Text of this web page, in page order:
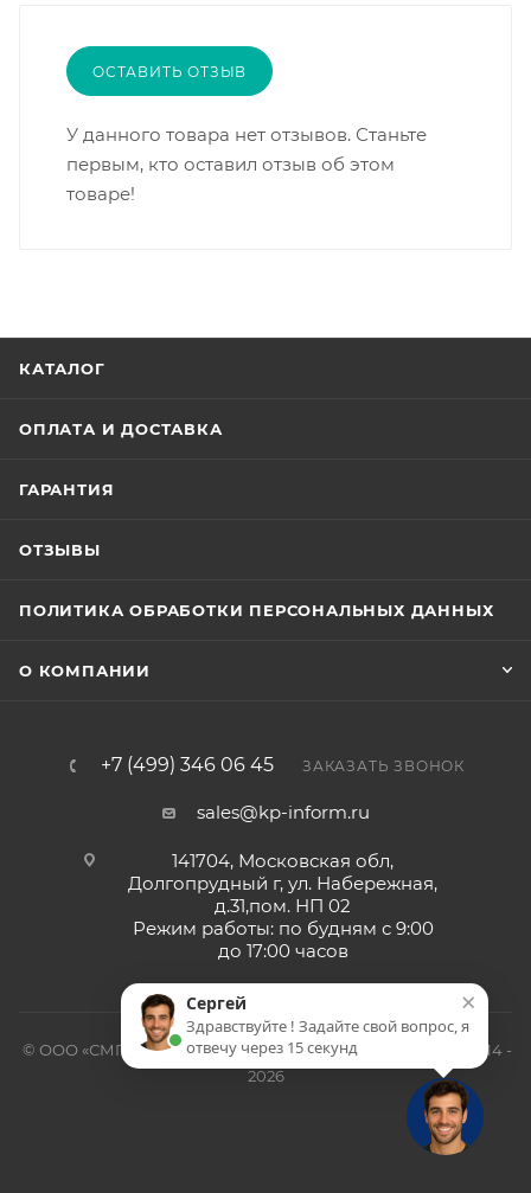
ОСТАВИТЬ ОТЗЫВ
У данного товара нет отзывов. Станьте
первым, кто оставил отзыв об этом
товаре!
КАТАЛОГ
ОПЛАТА И ДОСТАВКА
ГАРАНТИЯ
ОТЗЫВЫ
ПОЛИТИКА ОБРАБОТКИ ПЕРСОНАЛЬНЫХ ДАННЫХ
О КОМПАНИИ
+7 (499) 346 06 45 ЗАКАЗАТЬ ЗВОНОК
sales@kp-inform.ru
141704, Московская обл,
Долгопрудный г, ул. Набережная,
д.31,пом. НП 02
Режим работы: по будням с 9:00
до 17:00 часов
© ООО «СМП-Проект», поставка серверных запчастей, 2014 -
2026
×
Сергей
Здравствуйте ! Задайте свой вопрос, я
отвечу через 15 секунд